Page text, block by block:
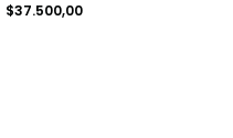
$37.500,00